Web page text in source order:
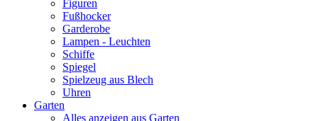
Figuren
Fußhocker
Garderobe
Lampen - Leuchten
Schiffe
Spiegel
Spielzeug aus Blech
Uhren
Garten
Alles anzeigen aus Garten